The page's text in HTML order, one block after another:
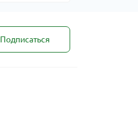
Подписаться